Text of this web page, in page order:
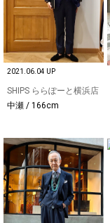
2021.06.04 UP
SHIPS ららぽーと横浜店
中瀬 / 166cm